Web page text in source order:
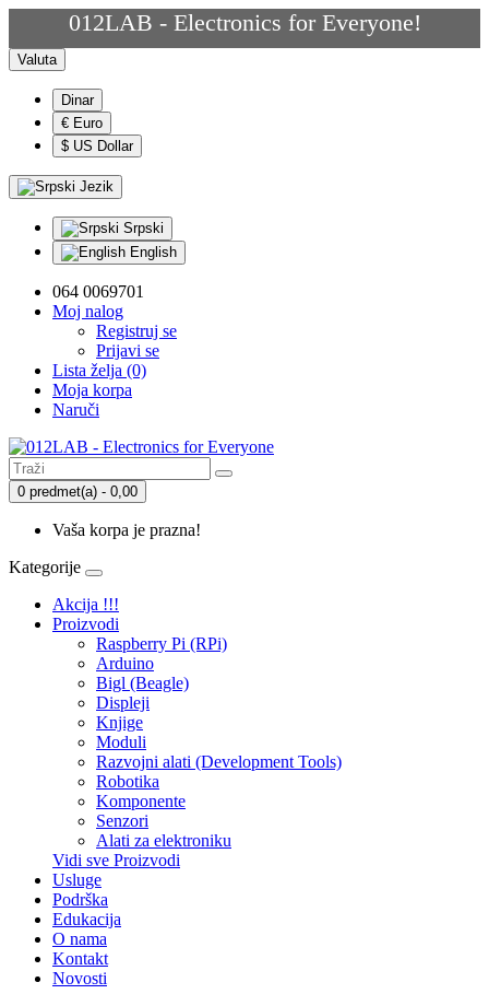
012LAB - Electronics for Everyone!
Valuta
Dinar
€ Euro
$ US Dollar
Jezik
Srpski
English
064 0069701
Moj nalog
Registruj se
Prijavi se
Lista želja (0)
Moja korpa
Naruči
0 predmet(a) - 0,00
Vaša korpa je prazna!
Kategorije
Akcija !!!
Proizvodi
Raspberry Pi (RPi)
Arduino
Bigl (Beagle)
Displеji
Knjige
Moduli
Razvojni alati (Development Tools)
Robotika
Komponente
Senzori
Alati za elektroniku
Vidi sve Proizvodi
Usluge
Podrška
Edukacija
O nama
Kontakt
Novosti